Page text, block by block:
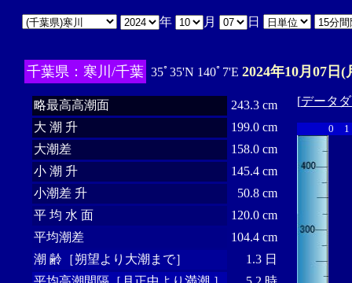
年 月 日
千葉県：寒川/千葉 35ﾟ35'N 140ﾟ7'E 2024年10月07日(
略最高高潮面
243.3 cm
大 潮 升
199.0 cm
大潮差
158.0 cm
小 潮 升
145.4 cm
小潮差 升
50.8 cm
平 均 水 面
120.0 cm
平均潮差
104.4 cm
潮 齢［朔望より大潮まで］
1.3 日
[データ
0 1